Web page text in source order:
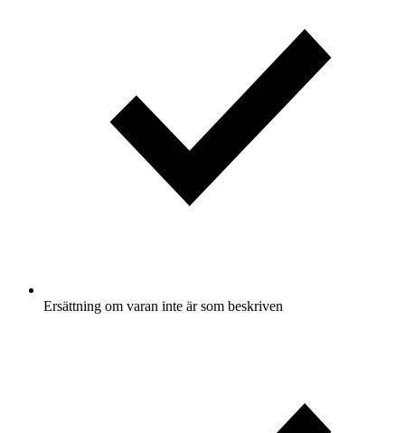
Ersättning om varan inte är som beskriven